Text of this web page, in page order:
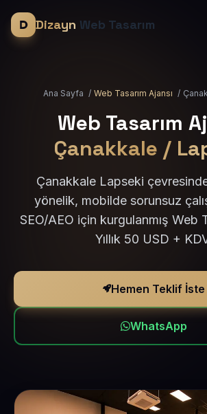
Dizayn Web Tasarım
Ana Sayfa / Web Tasarım Ajansı /
Web Tasarım
Çanakkale /
Çanakkale Lapseki
yönelik, mobilde sorunsuz
SEO/AEO için kurgulanmış Web
Yıllık 50 USD +
Hemen Teklif İste
WhatsApp